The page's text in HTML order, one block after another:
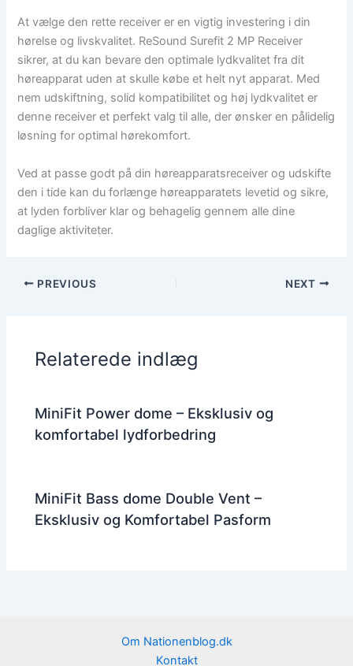
At vælge den rette receiver er en vigtig investering i din
hørelse og livskvalitet. ReSound Surefit 2 MP Receiver
sikrer, at du kan bevare den optimale lydkvalitet fra dit
høreapparat uden at skulle købe et helt nyt apparat. Med
nem udskiftning, solid kompatibilitet og høj lydkvalitet er
denne receiver et perfekt valg til alle, der ønsker en pålidelig
løsning for optimal hørekomfort.
Ved at passe godt på din høreapparatsreceiver og udskifte
den i tide kan du forlænge høreapparatets levetid og sikre,
at lyden forbliver klar og behagelig gennem alle dine
daglige aktiviteter.
PREVIOUS NEXT
Relaterede indlæg
MiniFit Power dome – Eksklusiv og
komfortabel lydforbedring
MiniFit Bass dome Double Vent –
Eksklusiv og Komfortabel Pasform
Om Nationenblog.dk
Kontakt